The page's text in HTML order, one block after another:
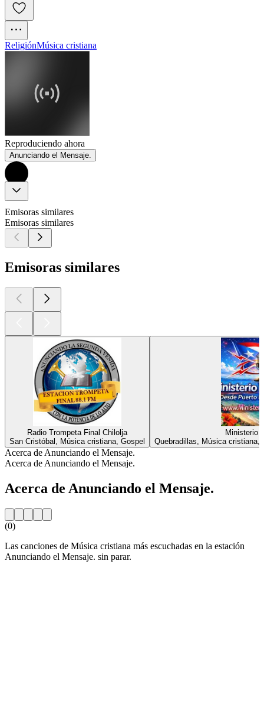
ReligiónMúsica cristiana
Reproduciendo ahora
Anunciando el Mensaje.
Emisoras similares
Emisoras similares
Emisoras similares
Radio Trompeta Final Chilolja
San Cristóbal, Música cristiana, Gospel
Ministerio
Quebradillas, Música cristiana,
Acerca de Anunciando el Mensaje.
Acerca de Anunciando el Mensaje.
Acerca de Anunciando el Mensaje.
(0)
Las canciones de Música cristiana más escuchadas en la estación
Anunciando el Mensaje. sin parar.